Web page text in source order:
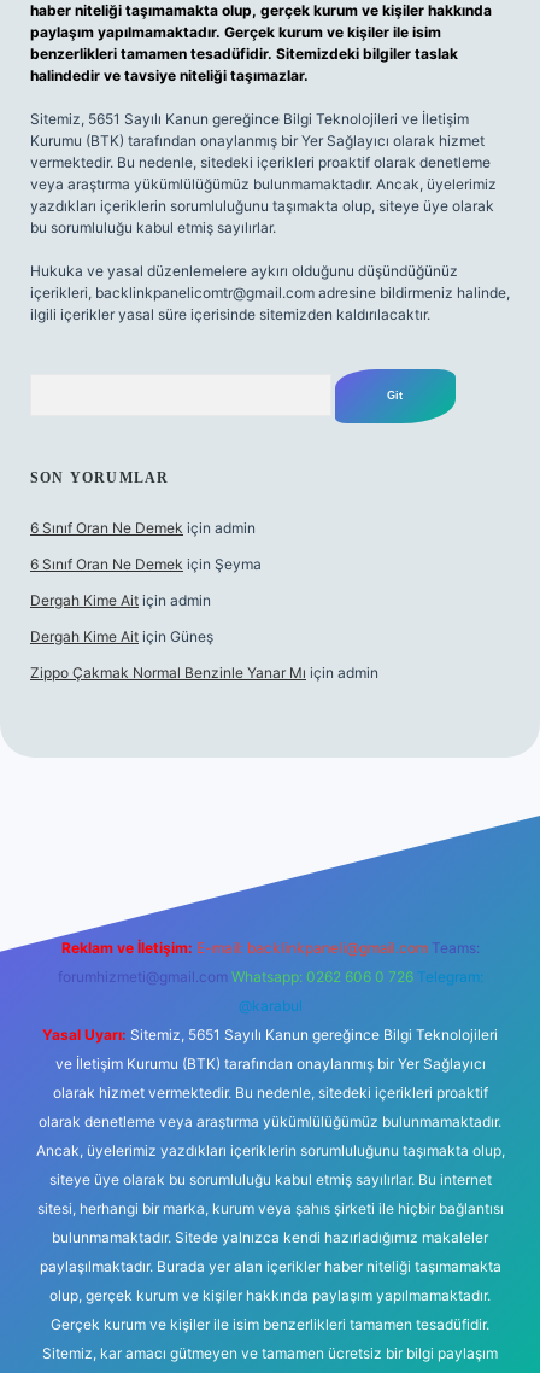
haber niteliği taşımamakta olup, gerçek kurum ve kişiler hakkında
paylaşım yapılmamaktadır. Gerçek kurum ve kişiler ile isim
benzerlikleri tamamen tesadüfidir. Sitemizdeki bilgiler taslak
halindedir ve tavsiye niteliği taşımazlar.
Sitemiz, 5651 Sayılı Kanun gereğince Bilgi Teknolojileri ve İletişim
Kurumu (BTK) tarafından onaylanmış bir Yer Sağlayıcı olarak hizmet
vermektedir. Bu nedenle, sitedeki içerikleri proaktif olarak denetleme
veya araştırma yükümlülüğümüz bulunmamaktadır. Ancak, üyelerimiz
yazdıkları içeriklerin sorumluluğunu taşımakta olup, siteye üye olarak
bu sorumluluğu kabul etmiş sayılırlar.
Hukuka ve yasal düzenlemelere aykırı olduğunu düşündüğünüz
içerikleri, backlinkpanelicomtr@gmail.com adresine bildirmeniz halinde,
ilgili içerikler yasal süre içerisinde sitemizden kaldırılacaktır.
SON YORUMLAR
6 Sınıf Oran Ne Demek için admin
6 Sınıf Oran Ne Demek için Şeyma
Dergah Kime Ait için admin
Dergah Kime Ait için Güneş
Zippo Çakmak Normal Benzinle Yanar Mı için admin
Reklam ve İletişim: E-mail: backlinkpaneli@gmail.com Teams:
forumhizmeti@gmail.com Whatsapp: 0262 606 0 726 Telegram:
@karabul
Yasal Uyarı: Sitemiz, 5651 Sayılı Kanun gereğince Bilgi Teknolojileri
ve İletişim Kurumu (BTK) tarafından onaylanmış bir Yer Sağlayıcı
olarak hizmet vermektedir. Bu nedenle, sitedeki içerikleri proaktif
olarak denetleme veya araştırma yükümlülüğümüz bulunmamaktadır.
Ancak, üyelerimiz yazdıkları içeriklerin sorumluluğunu taşımakta olup,
siteye üye olarak bu sorumluluğu kabul etmiş sayılırlar. Bu internet
sitesi, herhangi bir marka, kurum veya şahıs şirketi ile hiçbir bağlantısı
bulunmamaktadır. Sitede yalnızca kendi hazırladığımız makaleler
paylaşılmaktadır. Burada yer alan içerikler haber niteliği taşımamakta
olup, gerçek kurum ve kişiler hakkında paylaşım yapılmamaktadır.
Gerçek kurum ve kişiler ile isim benzerlikleri tamamen tesadüfidir.
Sitemiz, kar amacı gütmeyen ve tamamen ücretsiz bir bilgi paylaşım